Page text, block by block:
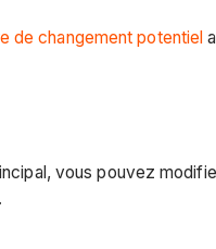
de changement potentiel
vous pouvez